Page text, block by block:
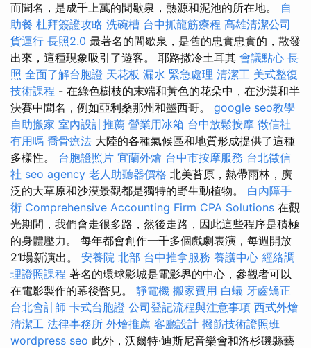
而聞名，是成千上萬的間歇泉，熱源和泥池的所在地。 自
助餐 杜拜簽證攻略 洗碗槽 台中抓龍筋療程 高雄清潔公司
貨運行 長照2.0 最著名的間歇泉，是舊的忠實忠實的，散發
出來，這種現象吸引了遊客。 耶路撒冷土耳其 會議點心 長
照 全面了解台胞證 天花板 漏水 緊急處理 清潔工 美式整復
技術課程 - 在綠色樹枝的末端和黃色的花朵中，在沙漠和半
決賽中聞名，例如亞利桑那州和墨西哥。 google seo教學
自助搬家 室內設計推薦 營業用冰箱 台中放鬆按摩 徵信社
有用嗎 喬骨療法 大陸的各種氣候區和地質形成提供了這種
多樣性。 台胞證照片 宜蘭外燴 台中市按摩服務 台北徵信
社 seo agency 老人助聽器價格 北美苔原，熱帶雨林，廣
泛的大草原和沙漠景觀都是獨特的野生動植物。 白內障手
術 Comprehensive Accounting Firm CPA Solutions 在觀
光期間，我們會走很多路，然後走路，因此這些程序是積極
的身體壓力。 每年都會創作一千多個戲劇表演，每週開放
21場新演出。 安養院 北部 台中推拿服務 養護中心 經絡調
理證照課程 著名的環球影城是電影界的中心，參觀者可以
在電影製作的幕後瞥見。 靜電機 搬家費用 白蟻 牙齒矯正
台北會計師 卡式台胞證 公司登記流程與注意事項 西式外燴
清潔工 法律事務所 外燴推薦 客廳設計 撥筋技術證照班
wordpress seo 此外，沃爾特·迪斯尼音樂會和洛杉磯縣藝